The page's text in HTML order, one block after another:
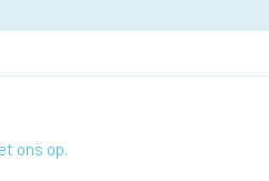
ons op.